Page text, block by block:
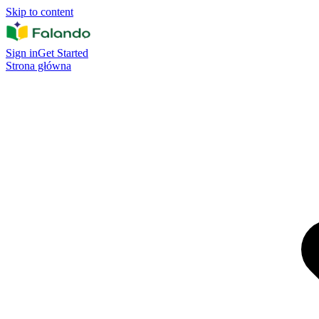
Skip to content
Sign inGet Started
Strona główna